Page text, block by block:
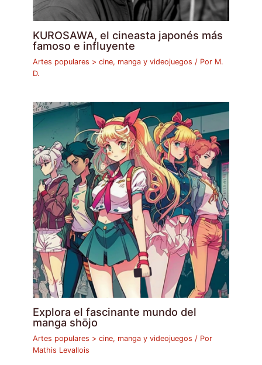
KUROSAWA, el cineasta japonés más
famoso e influyente
Artes populares > cine, manga y videojuegos / Por M.
D.
Explora el fascinante mundo del
manga shōjo
Artes populares > cine, manga y videojuegos / Por
Mathis Levallois